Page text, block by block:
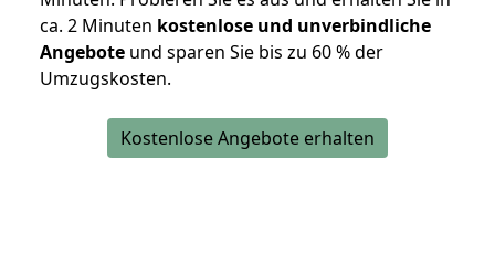
ca. 2 Minuten kostenlose und unverbindliche
Angebote und sparen Sie bis zu 60 % der
Umzugskosten.
Kostenlose Angebote erhalten